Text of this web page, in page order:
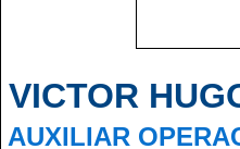
VICTOR
AUXILIAR